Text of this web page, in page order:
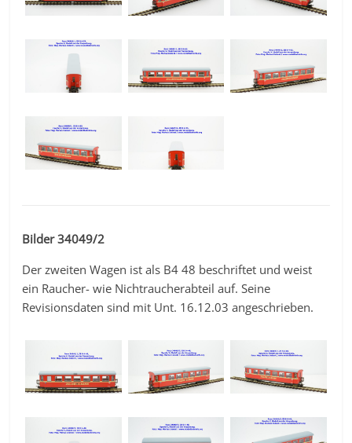
Bilder 34049/2
Der zweiten Wagen ist als B4 48 beschriftet und weist
ein Raucher- wie Nichtraucherabteil auf. Seine
Revisionsdaten sind mit Unt. 16.12.03 angeschrieben.